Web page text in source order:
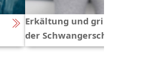
Erkältung und grippaler Infekt in
der Schwangerschaft